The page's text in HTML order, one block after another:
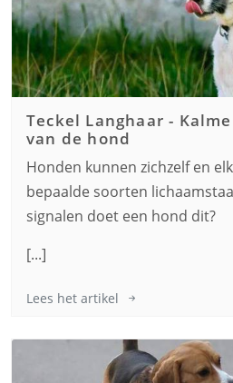
Teckel Langhaar -
van de hond
Honden kunnen zichzelf en
bepaalde soorten
signalen doet een hond dit?
[...]
Lees het artikel